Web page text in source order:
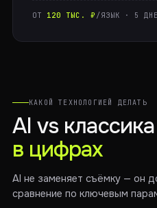
ОТ 120 ТЫС. ₽ /ЯЗЫК · 5
КАКОЙ ТЕХНОЛОГИЕЙ ДЕЛАТЬ
AI vs классика
в цифрах
AI не заменяет съёмку — он
сравнение по ключевым